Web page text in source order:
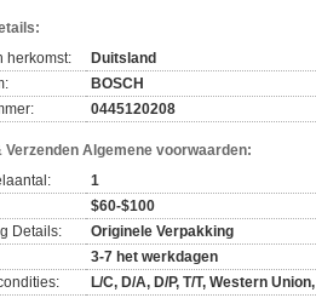
herkomst:
Duitsland
BOSCH
0445120208
Verzenden Algemene voorwaarden:
1
$60-$100
Details:
Originele Verpakking
3-7 het werkdagen
L/C, D/A, D/P, T/T, Western Union,